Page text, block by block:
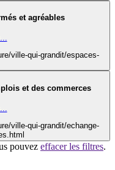
et agréables
ville-qui-grandit/espaces-
et des commerces
ville-qui-grandit/echange-
pouvez effacer les filtres.